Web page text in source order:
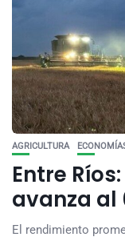
AGRICULTURA
Entre
avanza al
El rendimiento